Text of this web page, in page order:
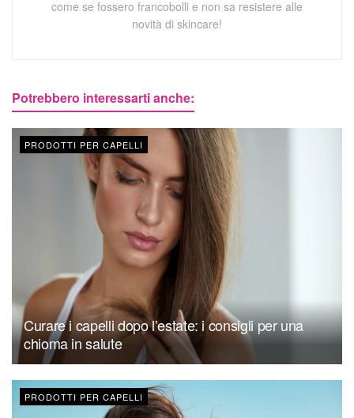
come se fossero francobolli e non sa resistere alle
novità di skincare!
Potrebbero interessarti anche:
PRODOTTI PER CAPELLI
Curare i capelli dopo l’estate: i consigli per una
chioma in salute
PRODOTTI PER CAPELLI